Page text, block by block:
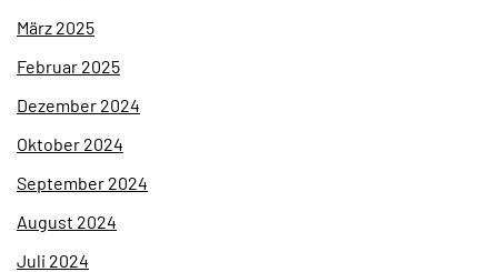
März 2025
Februar 2025
Dezember 2024
Oktober 2024
September 2024
August 2024
Juli 2024